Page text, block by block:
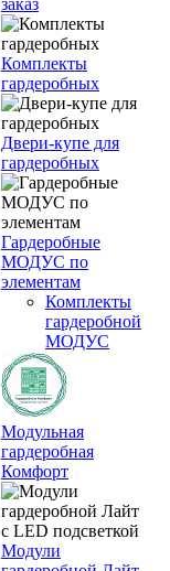
заказ
Комплекты
гардеробных
Двери-купе для
гардеробных
Гардеробные
МОДУС по
элементам
Комплекты
гардеробной
МОДУС
Модульная
гардеробная
Комфорт
Модули